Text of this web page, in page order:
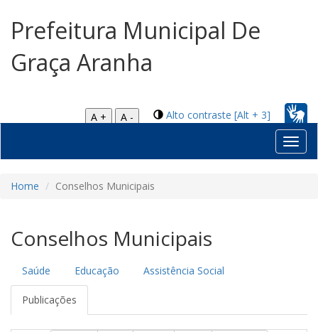
Prefeitura Municipal De
Graça Aranha
Alto contraste [Alt + 3]
A +
A -
Home Conselhos Municipais
Conselhos Municipais
Saúde Educação Assistência Social
Publicações